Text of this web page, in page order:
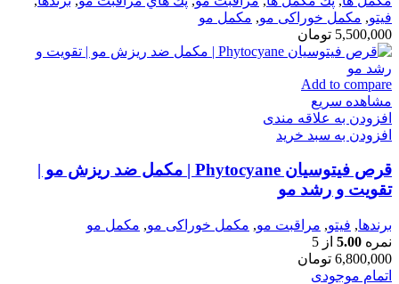
فيتو, مكمل خوراكی مو, مکمل مو
5,500,000 تومان
Add to compare
مشاهده سریع
افزودن به علاقه مندی
افزودن به سبد خرید
قرص فیتوسیان Phytocyane | مکمل ضد ریزش مو |
تقویت و رشد مو
برندها, فيتو, مراقبت مو, مكمل خوراكی مو, مکمل مو
نمره 5.00 از 5
6,800,000 تومان
اتمام موجودی